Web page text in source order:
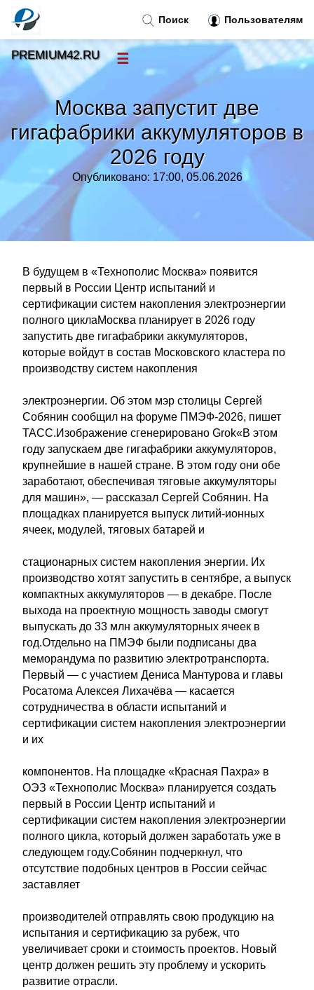
Москва запустит две
гигафабрики аккумуляторов в
2026 году
Опубликовано: 17:00, 05.06.2026
В будущем в «Технополис Москва» появится
первый в России Центр испытаний и
сертификации систем накопления электроэнергии
полного циклаМосква планирует в 2026 году
запустить две гигафабрики аккумуляторов,
которые войдут в состав Московского кластера по
производству систем накопления
электроэнергии. Об этом мэр столицы Сергей
Собянин сообщил на форуме ПМЭФ-2026, пишет
ТАСС.Изображение сгенерировано Grok«В этом
году запускаем две гигафабрики аккумуляторов,
крупнейшие в нашей стране. В этом году они обе
заработают, обеспечивая тяговые аккумуляторы
для машин», — рассказал Сергей Собянин. На
площадках планируется выпуск литий-ионных
ячеек, модулей, тяговых батарей и
стационарных систем накопления энергии. Их
производство хотят запустить в сентябре, а выпуск
компактных аккумуляторов — в декабре. После
выхода на проектную мощность заводы смогут
выпускать до 33 млн аккумуляторных ячеек в
год.Отдельно на ПМЭФ были подписаны два
меморандума по развитию электротранспорта.
Первый — с участием Дениса Мантурова и главы
Росатома Алексея Лихачёва — касается
сотрудничества в области испытаний и
сертификации систем накопления электроэнергии
и их
компонентов. На площадке «Красная Пахра» в
ОЭЗ «Технополис Москва» планируется создать
первый в России Центр испытаний и
сертификации систем накопления электроэнергии
полного цикла, который должен заработать уже в
следующем году.Собянин подчеркнул, что
отсутствие подобных центров в России сейчас
заставляет
производителей отправлять свою продукцию на
испытания и сертификацию за рубеж, что
увеличивает сроки и стоимость проектов. Новый
центр должен решить эту проблему и ускорить
развитие отрасли.
Поиск Пользователям
PREMIUM42.RU ☰
Новости
Тренды новостей»
»
Правила »
Контакт»